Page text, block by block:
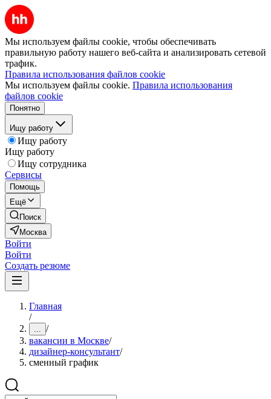
Мы используем файлы cookie, чтобы обеспечивать
правильную работу нашего веб-сайта и анализировать сетевой
трафик.
Правила использования файлов cookie
Мы используем файлы cookie. Правила использования
файлов cookie
Понятно
Ищу работу
Ищу работу
Ищу работу
Ищу сотрудника
Сервисы
Помощь
Ещё
Поиск
Москва
Войти
Войти
Создать резюме
Главная
/
... /
вакансии в Москве/
дизайнер-консультант/
сменный график